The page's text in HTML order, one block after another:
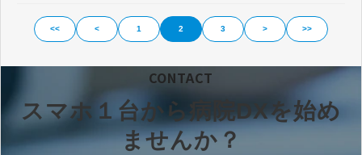
<< < 1 2 3 > >>
CONTACT
スマホ１台から病院DXを始め
ませんか？